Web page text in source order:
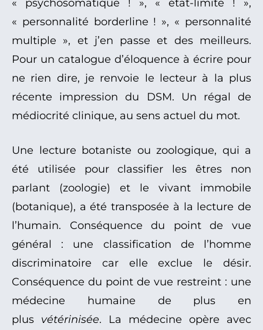
« psychosomatique ! », « état-limite ! »,
« personnalité borderline ! », « personnalité
multiple », et j’en passe et des meilleurs.
Pour un catalogue d’éloquence à écrire pour
ne rien dire, je renvoie le lecteur à la plus
récente impression du DSM. Un régal de
médiocrité clinique, au sens actuel du mot.
Une lecture botaniste ou zoologique, qui a
été utilisée pour classifier les êtres non
parlant (zoologie) et le vivant immobile
(botanique), a été transposée à la lecture de
l’humain. Conséquence du point de vue
général : une classification de l’homme
discriminatoire car elle exclue le désir.
Conséquence du point de vue restreint : une
médecine humaine de plus en
plus vétérinisée. La médecine opère avec